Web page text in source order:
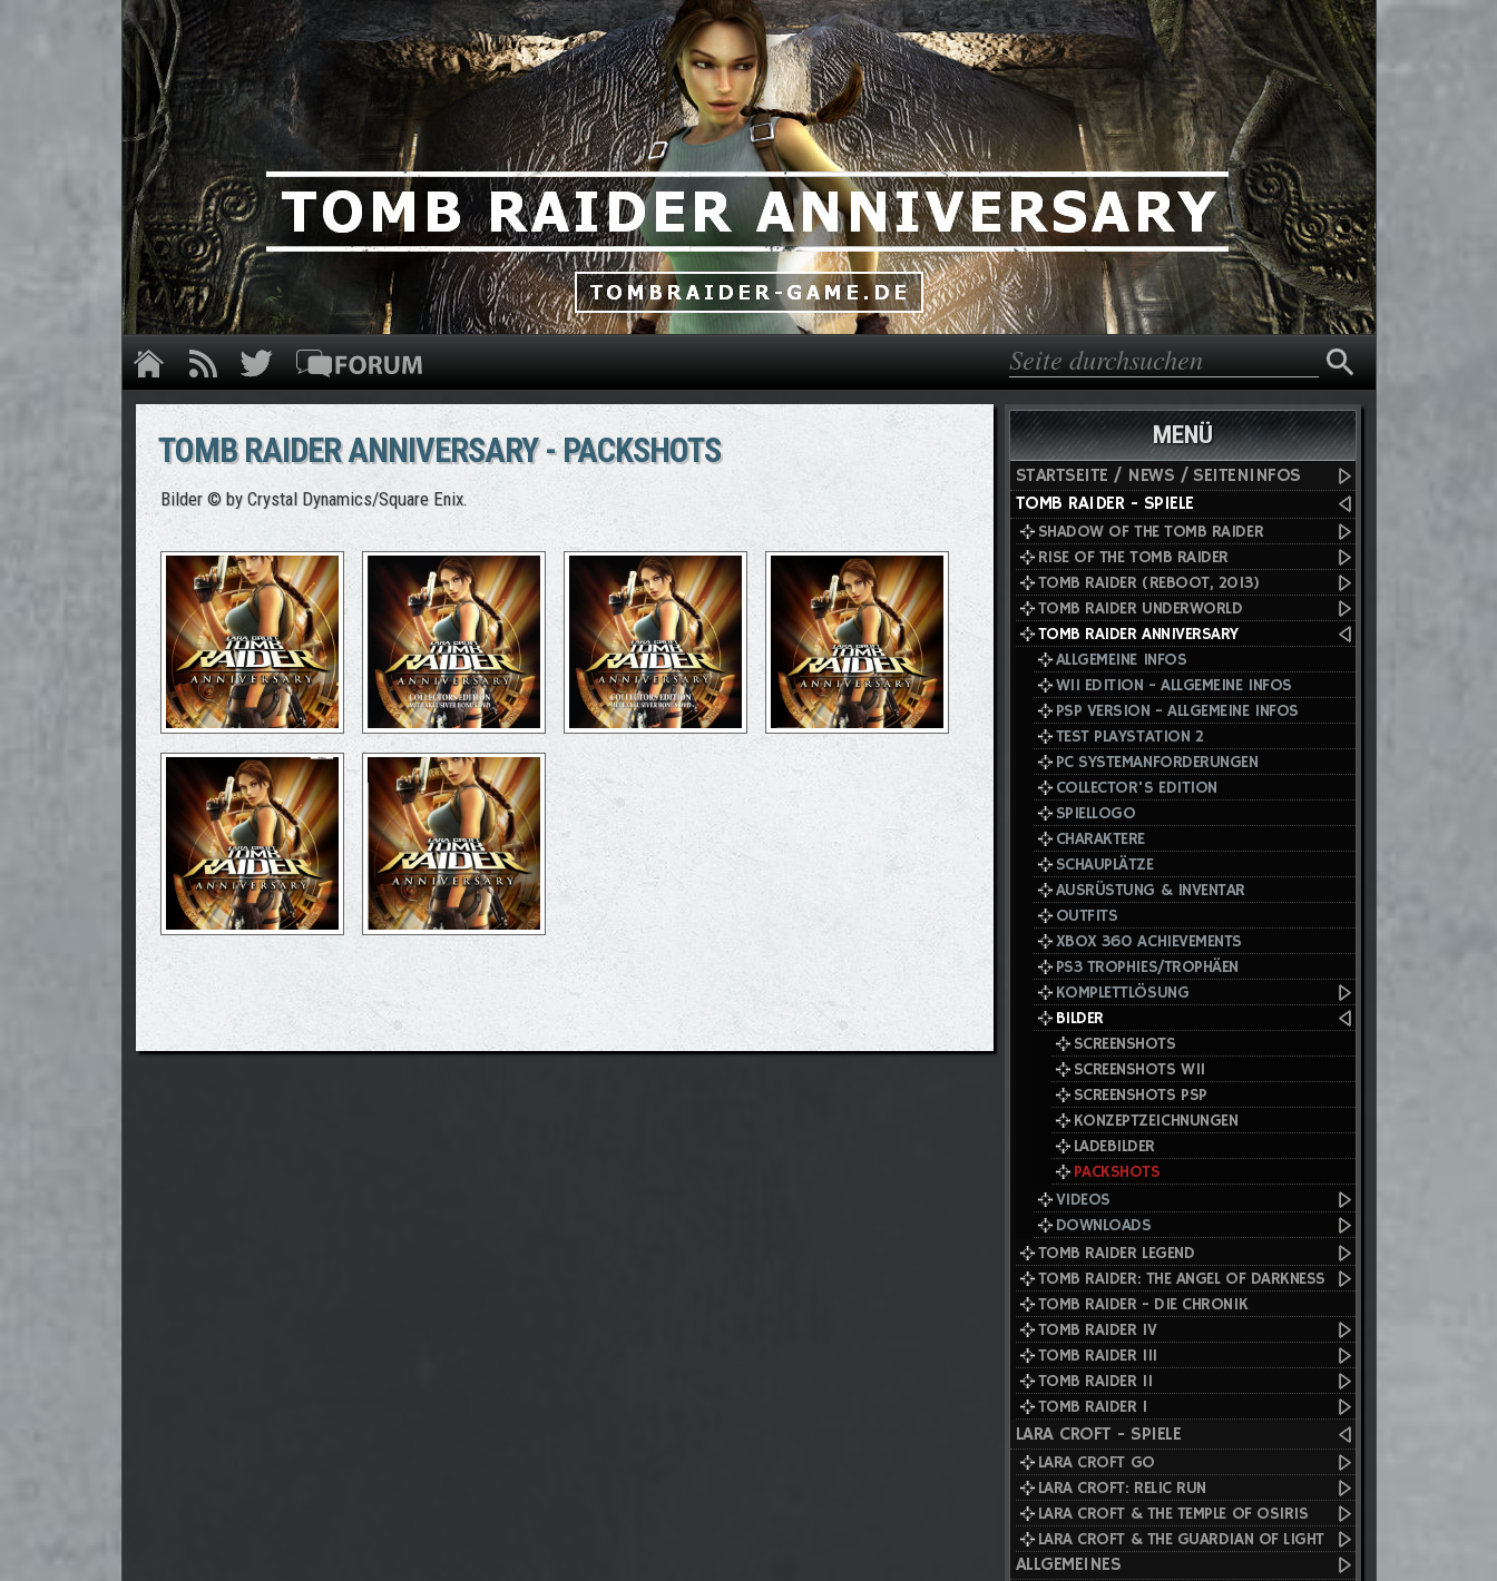
Direkt zum Inhalt
Suchformular
Suche
TOMB RAIDER ANNIVERSARY - PACKSHOTS
Bilder © by Crystal Dynamics/Square Enix.
MENÜ
STARTSEITE / NEWS / SEITENINFOS
TOMB RAIDER - SPIELE
SHADOW OF THE TOMB RAIDER
RISE OF THE TOMB RAIDER
TOMB RAIDER (REBOOT, 2013)
TOMB RAIDER UNDERWORLD
TOMB RAIDER ANNIVERSARY
ALLGEMEINE INFOS
WII EDITION - ALLGEMEINE INFOS
PSP VERSION - ALLGEMEINE INFOS
TEST PLAYSTATION 2
PC SYSTEMANFORDERUNGEN
COLLECTOR'S EDITION
SPIELLOGO
CHARAKTERE
SCHAUPLÄTZE
AUSRÜSTUNG & INVENTAR
OUTFITS
XBOX 360 ACHIEVEMENTS
PS3 TROPHIES/TROPHÄEN
KOMPLETTLÖSUNG
BILDER
SCREENSHOTS
SCREENSHOTS WII
SCREENSHOTS PSP
KONZEPTZEICHNUNGEN
LADEBILDER
PACKSHOTS
VIDEOS
DOWNLOADS
TOMB RAIDER LEGEND
TOMB RAIDER: THE ANGEL OF DARKNESS
TOMB RAIDER - DIE CHRONIK
TOMB RAIDER IV
TOMB RAIDER III
TOMB RAIDER II
TOMB RAIDER I
LARA CROFT - SPIELE
LARA CROFT GO
LARA CROFT: RELIC RUN
LARA CROFT & THE TEMPLE OF OSIRIS
LARA CROFT & THE GUARDIAN OF LIGHT
ALLGEMEINES